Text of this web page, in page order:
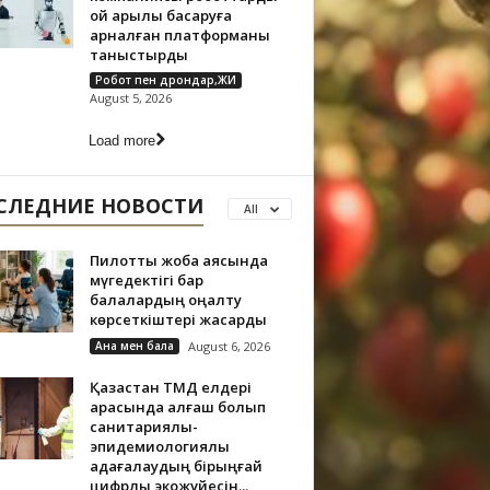
ой арқылы басқаруға
арналған платформаны
таныстырды
Робот пен дрондар,ЖИ
August 5, 2026
Load more
НОВОСТИ All
Пилоттық жоба аясында
мүгедектігі бар
балалардың оңалту
көрсеткіштері жақсарды
Ана мен бала August 6, 2026
Қазақстан ТМД елдері
арасында алғаш болып
санитариялық-
эпидемиологиялық
қадағалаудың бірыңғай
цифрлық экожүйесін...